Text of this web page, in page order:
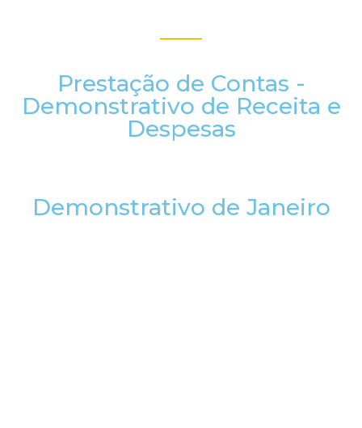
Prestação de Contas -
Demonstrativo de Receita e
Despesas
Demonstrativo de Janeiro